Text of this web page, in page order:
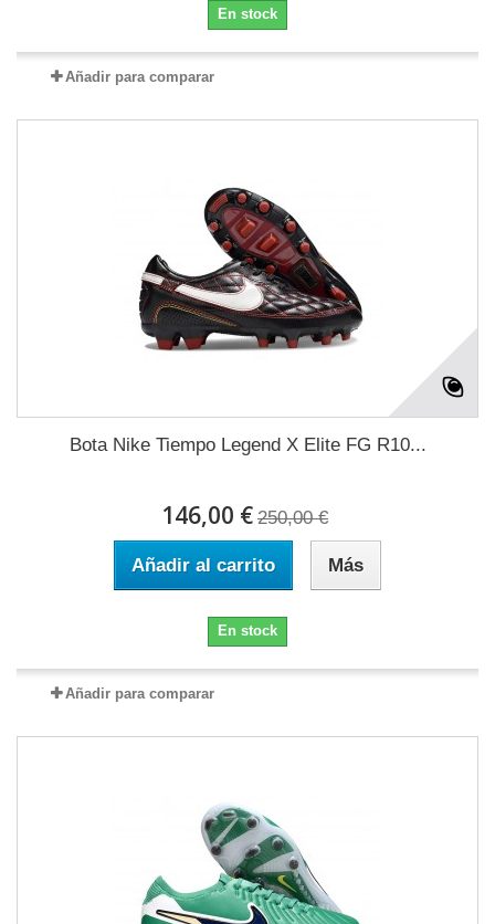
En stock
Añadir para comparar
Bota Nike Tiempo Legend X Elite FG R10...
146,00 € 250,00 €
Añadir al carrito Más
En stock
Añadir para comparar